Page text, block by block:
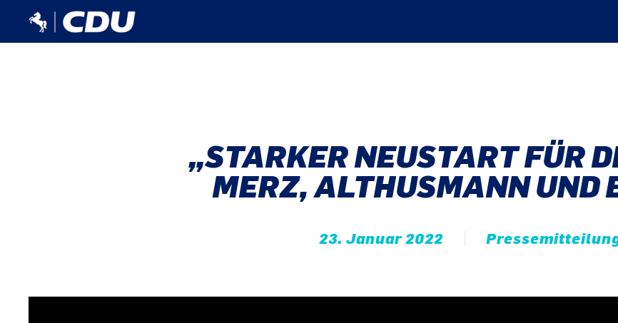
„STARKER NEUSTART FÜR
MERZ, ALTHUSMANN UND
23. Januar 2022